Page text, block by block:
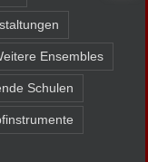
Ensembles
Schulen